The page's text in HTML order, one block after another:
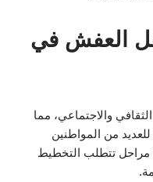
العفش في
والاجتماعي، مما
من المواطنين
مراحل تتطلب التخطيط